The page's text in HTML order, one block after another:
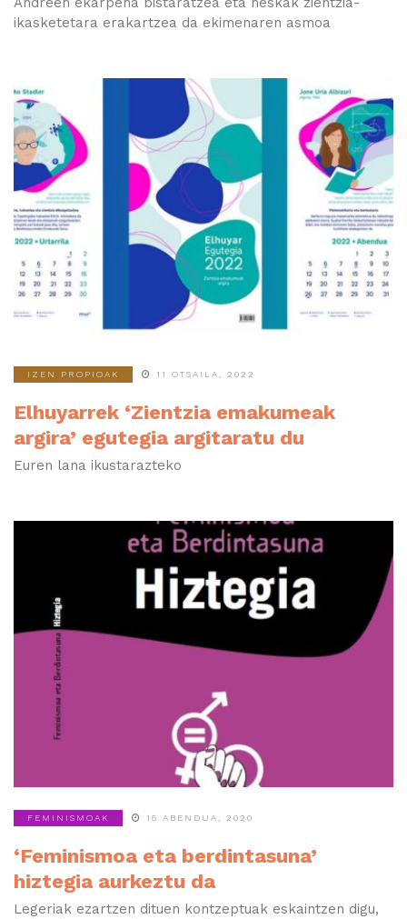
ikasketetara erakartzea da ekimenaren asmoa
IZEN PROPIOAK 11 OTSAILA, 2022
Elhuyarrek ‘Zientzia emakumeak
argira’ egutegia argitaratu du
Euren lana ikustarazteko
FEMINISMOAK 15 ABENDUA, 2020
‘Feminismoa eta berdintasuna’
hiztegia aurkeztu da
Legeriak ezartzen dituen kontzeptuak eskaintzen digu,